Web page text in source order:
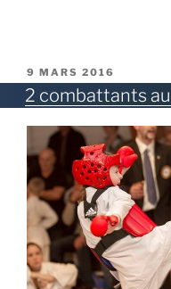
PUBLIÉ
LE
9 MARS 2016
2 combattants